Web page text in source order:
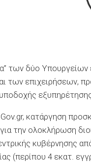
των δύο Υπουργείων
των επιχειρήσεων,
κατάργηση
την ολοκλήρωση
κυβέρνησης
(περίπου 4 εκατ.